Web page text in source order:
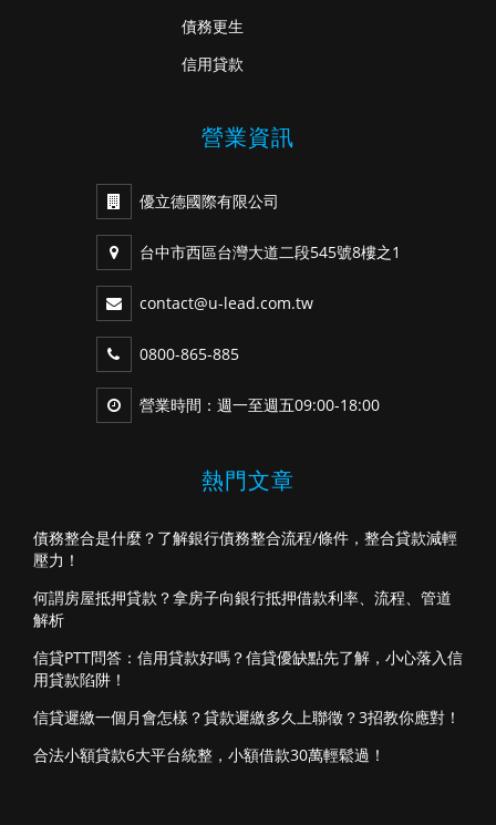
債務更生
信用貸款
營業資訊
優立德國際有限公司
台中市西區台灣大道二段545號8樓之1
contact@u-lead.com.tw
0800-865-885
營業時間：週一至週五09:00-18:00
熱門文章
債務整合是什麼？了解銀行債務整合流程/條件，整合貸款減輕
壓力！
何謂房屋抵押貸款？拿房子向銀行抵押借款利率、流程、管道
解析
信貸PTT問答：信用貸款好嗎？信貸優缺點先了解，小心落入信
用貸款陷阱！
信貸遲繳一個月會怎樣？貸款遲繳多久上聯徵？3招教你應對！
合法小額貸款6大平台統整，小額借款30萬輕鬆過！